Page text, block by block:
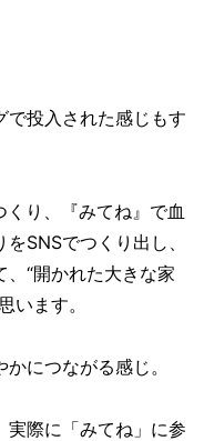
で投入された感じもす
り、『みてね』で血
SNSでつくり出し、
“開かれた大きな家
います。
につながる感じ。
実際に「みてね」に参